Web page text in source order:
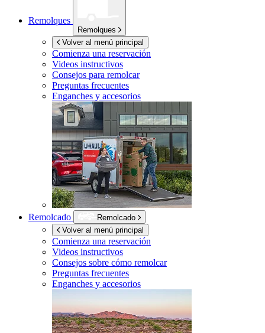
Remolques
Remolques
Volver al menú principal
Comienza una reservación
Videos instructivos
Consejos para remolcar
Preguntas frecuentes
Enganches y accesorios
Remolcado
Remolcado
Volver al menú principal
Comienza una reservación
Videos instructivos
Consejos sobre cómo remolcar
Preguntas frecuentes
Enganches y accesorios